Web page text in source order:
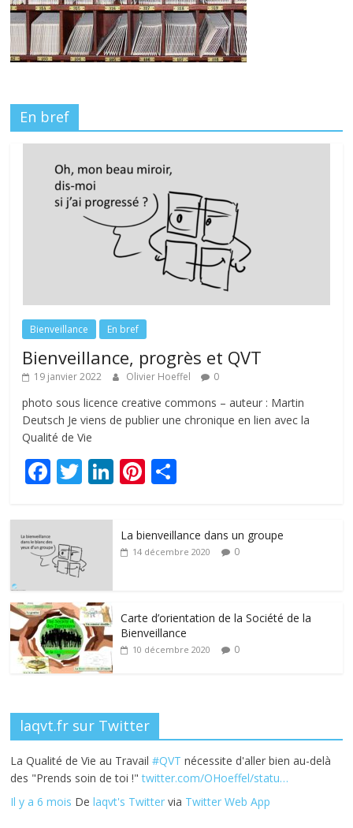
En bref
Bienveillance En bref
Bienveillance, progrès et QVT
19 janvier 2022 Olivier Hoeffel 0
photo sous licence creative commons – auteur : Martin
Deutsch Je viens de publier une chronique en lien avec la
Qualité de Vie
F
e
b
o
o
k
T
itt
er
Li
e
Pi
e g
La bienveillance dans un groupe
14 décembre 2020 0
Carte d’orientation de la Société de la
Bienveillance
10 décembre 2020 0
laqvt.fr sur Twitter
La Qualité de Vie au Travail#QVT nécessite d'aller bien au-delà
des "Prends soin de toi !"twitter.com/OHoeffel/statu…
Il y a 6 mois Delaqvt's Twitter via Twitter Web App